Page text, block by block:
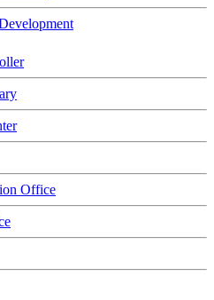
Office